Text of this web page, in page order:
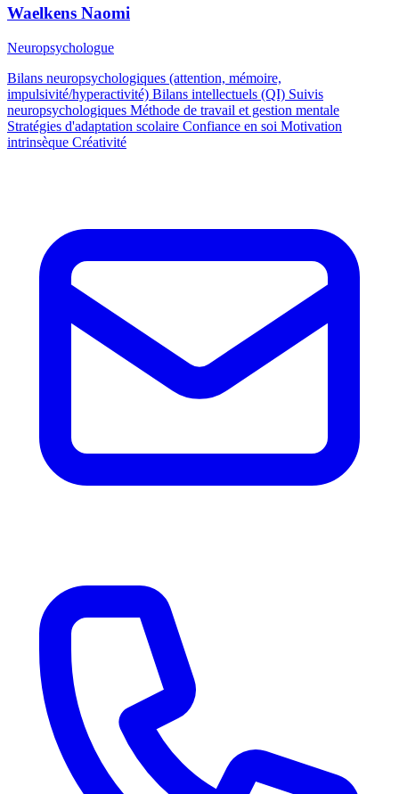
Waelkens Naomi
Neuropsychologue
Bilans neuropsychologiques (attention, mémoire,
impulsivité/hyperactivité) Bilans intellectuels (QI) Suivis
neuropsychologiques Méthode de travail et gestion mentale
Stratégies d'adaptation scolaire Confiance en soi Motivation
intrinsèque Créativité